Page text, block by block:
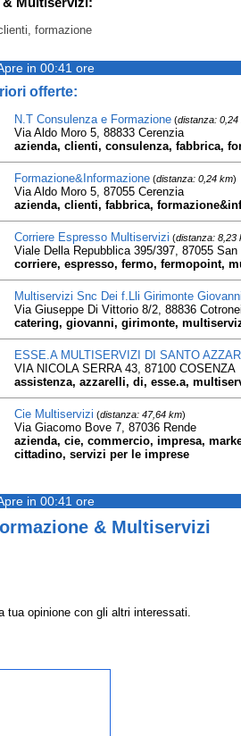
formazione
in 00:41 ore
offerte:
N.T Consulenza e Formazione(distanza: 0,24
Via Aldo Moro 5, 88833 Cerenzia
azienda, clienti, consulenza, fabbrica,
Formazione&Informazione(distanza: 0,24 km)
Via Aldo Moro 5, 87055 Cerenzia
azienda, clienti, fabbrica,
Corriere Espresso Multiservizi (distanza: 8,23
Viale Della Repubblica 395/397, 87055
corriere, espresso, fermo, fermopoint,
Multiservizi Snc Dei f.Lli Girimonte
Via Giuseppe Di Vittorio 8/2, 88836 Cotronei
catering, giovanni, girimonte,
ESSE.A MULTISERVIZI DI SANTO
VIA NICOLA SERRA 43, 87100 COSENZA
assistenza, azzarelli, di, esse.a,
Cie Multiservizi (distanza: 47,64 km)
Via Giacomo Bove 7, 87036 Rende
azienda, cie, commercio, impresa,
cittadino, servizi per le imprese
in 00:41 ore
& Multiservizi
tua opinione con gli altri interessati.